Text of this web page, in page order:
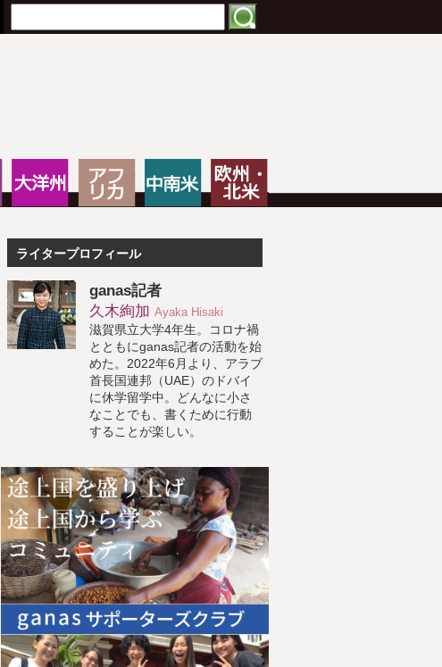
RSS
大洋州 中南米
ライタープロフィール
ganas記者
久木絢加 Ayaka Hisaki
滋賀県立大学4年生。コロナ禍
とともにganas記者の活動を始
めた。2022年6月より、アラブ
首長国連邦（UAE）のドバイ
に休学留学中。どんなに小さ
なことでも、書くために行動
することが楽しい。